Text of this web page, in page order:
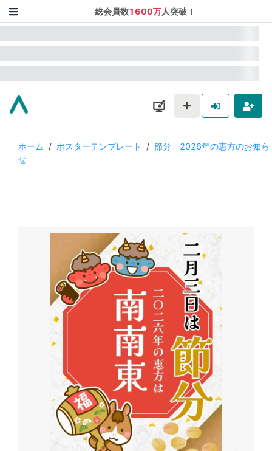
総会員数1600万人突破！
ホーム / ポスターテンプレート / 節分 2026年の恵方のお知ら
せ